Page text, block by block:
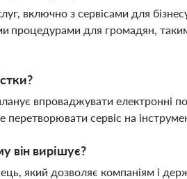
включно з сервісами для
процедурами для громадян,
впроваджувати електронні
перетворювати сервіс на
він вирішує?
який дозволяє компаніям і